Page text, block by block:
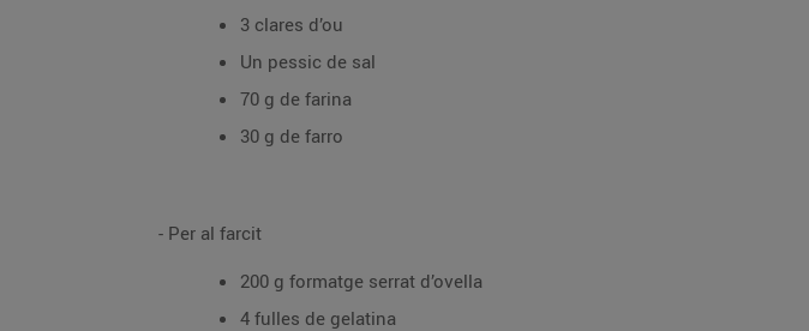
3 clares d’ou
Un pessic de sal
70 g de farina
30 g de farro
- Per al farcit
200 g formatge serrat d’ovella
4 fulles de gelatina